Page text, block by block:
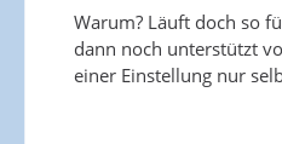
Warum? Läuft doch so
dann noch unterstützt
einer Einstellung nur